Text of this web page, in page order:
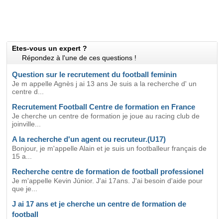
Etes-vous un expert ?
Répondez à l'une de ces questions !
Question sur le recrutement du football feminin
Je m appelle Agnès j ai 13 ans Je suis a la recherche d' un
centre d...
Recrutement Football Centre de formation en France
Je cherche un centre de formation je joue au racing club de
joinville...
A la recherche d'un agent ou recruteur.(U17)
Bonjour, je m'appelle Alain et je suis un footballeur français de
15 a...
Recherche centre de formation de football professionel
Je m'appelle Kevin Júnior. J'ai 17ans. J'ai besoin d'aide pour
que je...
J ai 17 ans et je cherche un centre de formation de
football